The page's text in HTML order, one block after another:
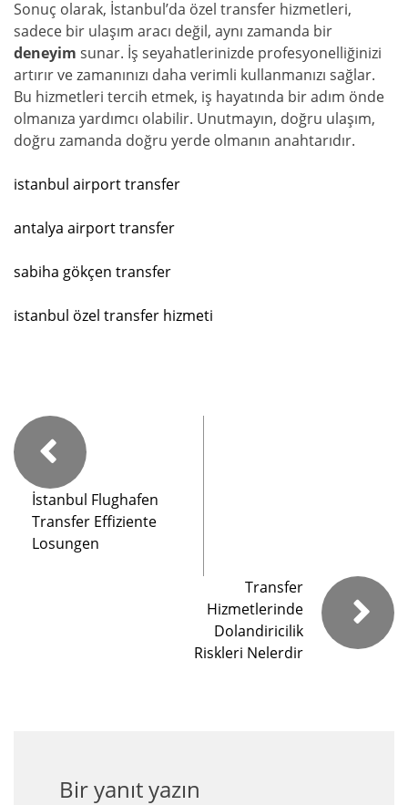
Sonuç olarak, İstanbul’da özel transfer hizmetleri,
sadece bir ulaşım aracı değil, aynı zamanda bir
deneyim sunar. İş seyahatlerinizde profesyonelliğinizi
artırır ve zamanınızı daha verimli kullanmanızı sağlar.
Bu hizmetleri tercih etmek, iş hayatında bir adım önde
olmanıza yardımcı olabilir. Unutmayın, doğru ulaşım,
doğru zamanda doğru yerde olmanın anahtarıdır.
istanbul airport transfer
antalya airport transfer
sabiha gökçen transfer
istanbul özel transfer hizmeti
İstanbul Flughafen
Transfer Effiziente
Losungen
Transfer
Hizmetlerinde
Dolandiricilik
Riskleri Nelerdir
Bir yanıt yazın